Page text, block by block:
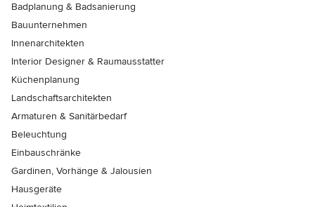
Badplanung & Badsanierung
Bauunternehmen
Innenarchitekten
Interior Designer & Raumausstatter
Küchenplanung
Landschaftsarchitekten
Armaturen & Sanitärbedarf
Beleuchtung
Einbauschränke
Gardinen, Vorhänge & Jalousien
Hausgeräte